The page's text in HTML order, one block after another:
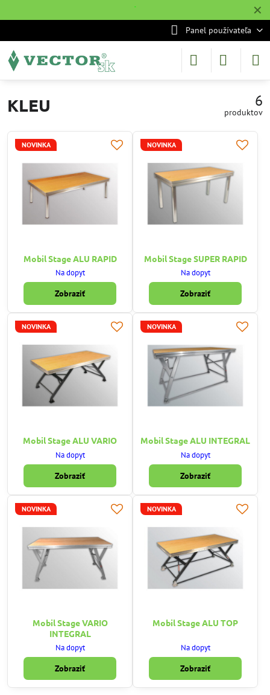
✕
˙
Panel používateľa
KLEU 6
produktov
NOVINKA
Mobil Stage ALU RAPID
Na dopyt
Zobraziť
NOVINKA
Mobil Stage SUPER RAPID
Na dopyt
Zobraziť
NOVINKA
Mobil Stage ALU VARIO
Na dopyt
Zobraziť
NOVINKA
Mobil Stage ALU INTEGRAL
Na dopyt
Zobraziť
NOVINKA
Mobil Stage VARIO
INTEGRAL
Na dopyt
Zobraziť
NOVINKA
Mobil Stage ALU TOP
Na dopyt
Zobraziť